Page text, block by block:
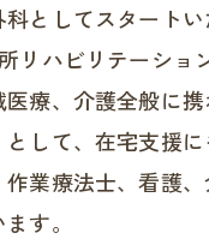
としてスタートい
リハビリテーショ
療、介護全般に
して、在宅支援
業療法士、看護
す。